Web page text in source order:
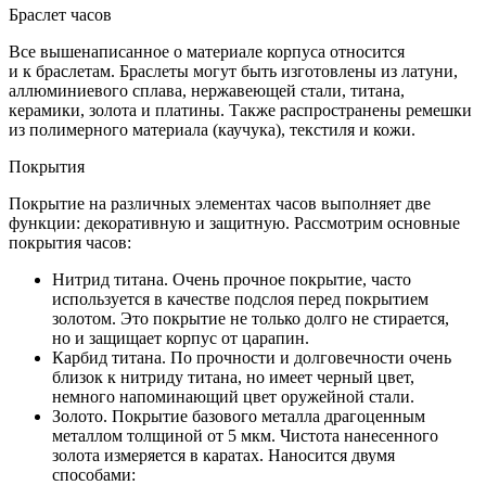
Браслет часов
Все вышенаписанное о материале корпуса относится
и к браслетам. Браслеты могут быть изготовлены из латуни,
аллюминиевого сплава, нержавеющей стали, титана,
керамики, золота и платины. Также распространены ремешки
из полимерного материала (каучука), текстиля и кожи.
Покрытия
Покрытие на различных элементах часов выполняет две
функции: декоративную и защитную. Рассмотрим основные
покрытия часов:
Нитрид титана. Очень прочное покрытие, часто
используется в качестве подслоя перед покрытием
золотом. Это покрытие не только долго не стирается,
но и защищает корпус от царапин.
Карбид титана. По прочности и долговечности очень
близок к нитриду титана, но имеет черный цвет,
немного напоминающий цвет оружейной стали.
Золото. Покрытие базового металла драгоценным
металлом толщиной от 5 мкм. Чистота нанесенного
золота измеряется в каратах. Наносится двумя
способами: